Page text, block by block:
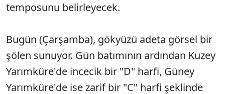
temposunu belirleyecek.
Bugün (Çarşamba), gökyüzü adeta görsel bir
şölen sunuyor. Gün batımının ardından Kuzey
Yarımküre'de incecik bir "D" harfi, Güney
Yarımküre'de ise zarif bir "C" harfi şeklinde